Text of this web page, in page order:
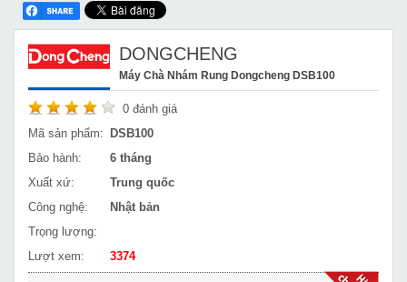
DONGCHENG
Máy Chà Nhám Rung Dongcheng DSB100
0 đánh giá
Mã sản phẩm:
DSB100
Bảo hành:
6 tháng
Xuất xứ:
Trung quốc
Công nghệ:
Nhật bản
Trọng lượng:
Lượt xem:
3374